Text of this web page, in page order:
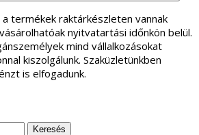
termékek raktárkészleten vannak
nyitvatartási időnkön belül.
mind vállalkozásokat
kiszolgálunk. Szaküzletünkben
is elfogadunk.
Keresés